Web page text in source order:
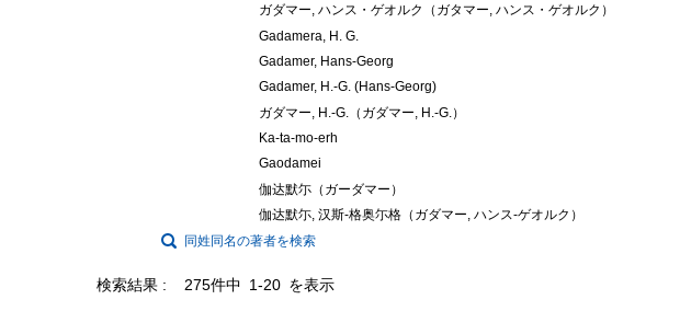
ガダマー, ハンス・ゲオルク（ガタマー, ハンス・ゲオルク）
Gadamera, H. G.
Gadamer, Hans-Georg
Gadamer, H.-G. (Hans-Georg)
ガダマー, H.-G.（ガダマー, H.-G.）
Ka-ta-mo-erh
Gaodamei
伽达默尓（ガーダマー）
伽达默尓, 汉斯-格奥尓格（ガダマー, ハンス-ゲオルク）
同姓同名の著者を検索
検索結果 275件中 1-20 を表示